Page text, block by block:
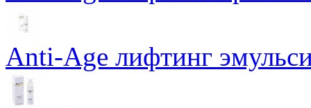
Anti-Age лифтинг